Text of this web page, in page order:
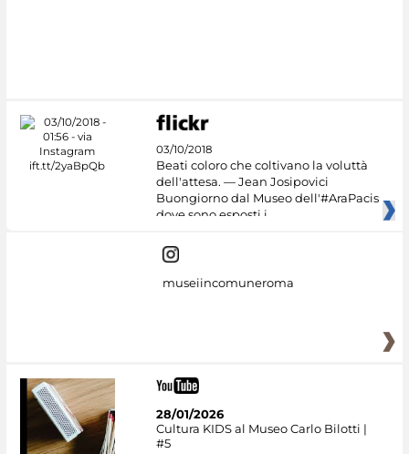
03/10/2018
Beati coloro che coltivano la voluttà
dell'attesa. — Jean Josipovici
Buongiorno dal Museo dell'#AraPacis
dove sono esposti i
museiincomuneroma
28/01/2026
Cultura KIDS al Museo Carlo Bilotti |
#5